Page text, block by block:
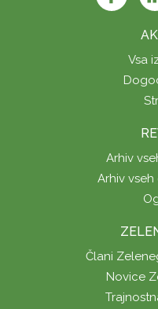
Vsa
Arhiv
Arhiv vseh
Člani
Novice